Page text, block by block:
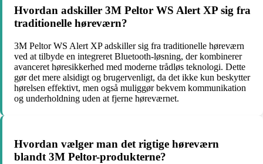
Hvordan adskiller 3M Peltor WS Alert XP sig fra
traditionelle høreværn?
3M Peltor WS Alert XP adskiller sig fra traditionelle høreværn
ved at tilbyde en integreret Bluetooth-løsning, der kombinerer
avanceret høresikkerhed med moderne trådløs teknologi. Dette
gør det mere alsidigt og brugervenligt, da det ikke kun beskytter
hørelsen effektivt, men også muliggør bekvem kommunikation
og underholdning uden at fjerne høreværnet.
Hvordan vælger man det rigtige høreværn
blandt 3M Peltor-produkterne?